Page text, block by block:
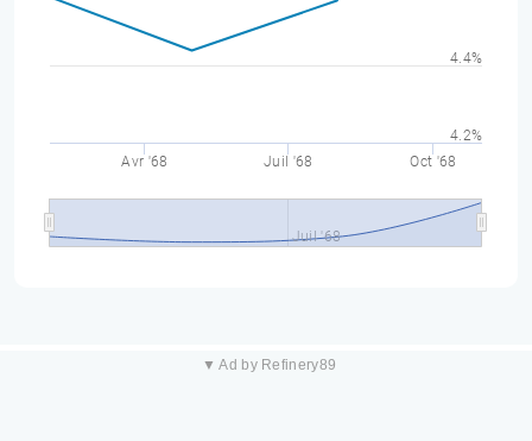
Avr '68 Juil '68 Oct '68
Juil '68
4.2%
4.4%
▼ Ad by Refinery89